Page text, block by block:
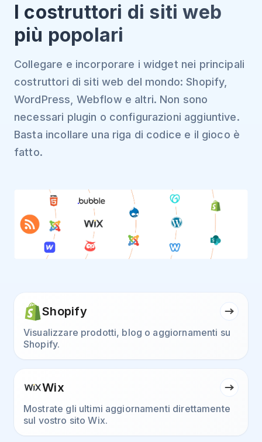
I costruttori di siti web
più popolari
Collegare e incorporare i widget nei principali
costruttori di siti web del mondo: Shopify,
WordPress, Webflow e altri. Non sono
necessari plugin o configurazioni aggiuntive.
Basta incollare una riga di codice e il gioco è
fatto.
Shopify
Visualizzare prodotti, blog o aggiornamenti su
Shopify.
Wix
Mostrate gli ultimi aggiornamenti direttamente
sul vostro sito Wix.